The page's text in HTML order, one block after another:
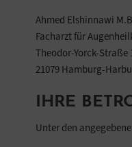
Ahmed Elshinnawi
Facharzt für
Theodor-Yorck-Straße
21079 Hamburg-
IHRE
Unter den